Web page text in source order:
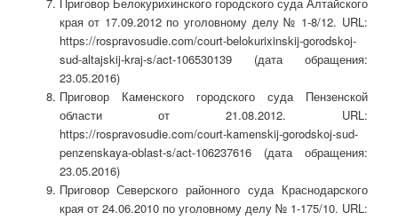
края от 17.09.2012 по уголовному делу № 1-8/12. URL:
https://rospravosudie.com/court-belokurixinskij-gorodskoj-
sud-altajskij-kraj-s/act-106530139 (дата обращения:
23.05.2016)
Приговор Каменского городского суда Пензенской
области от 21.08.2012. URL:
https://rospravosudie.com/court-kamenskij-gorodskoj-sud-
penzenskaya-oblast-s/act-106237616 (дата обращения:
23.05.2016)
Приговор Северского районного суда Краснодарского
края от 24.06.2010 по уголовному делу № 1-175/10. URL: